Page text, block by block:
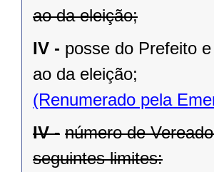
ao da eleição;
IV - posse do Prefeito
ao da eleição;
(Renumerado pela
IV - número de
seguintes limites: